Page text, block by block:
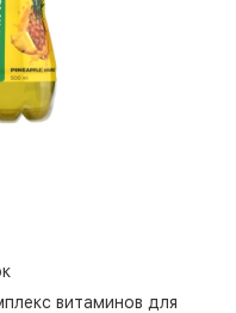
витаминов для